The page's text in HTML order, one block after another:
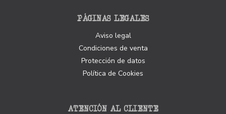
PÁGINAS LEGALES
Aviso legal
Condiciones de venta
Protección de datos
Política de Cookies
ATENCIÓN AL CLIENTE